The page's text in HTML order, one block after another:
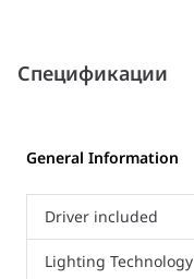
Спецификации
General Information
Driver included
Lighting Technology